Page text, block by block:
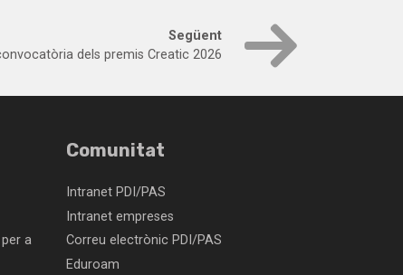
Següent
dels premis Creatic 2026
a
Comunitat
Intranet PDI/PAS
Intranet empreses
Correu electrònic PDI/PAS
Eduroam